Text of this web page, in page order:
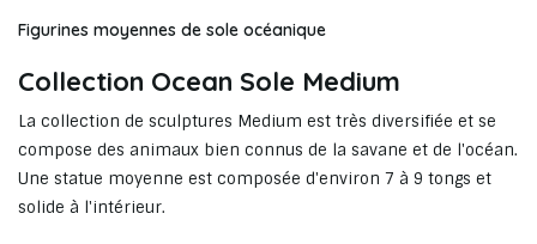
Figurines moyennes de sole océanique
Collection Ocean Sole Medium
La collection de sculptures Medium est très diversifiée et se
compose des animaux bien connus de la savane et de l'océan.
Une statue moyenne est composée d'environ 7 à 9 tongs et
solide à l'intérieur.